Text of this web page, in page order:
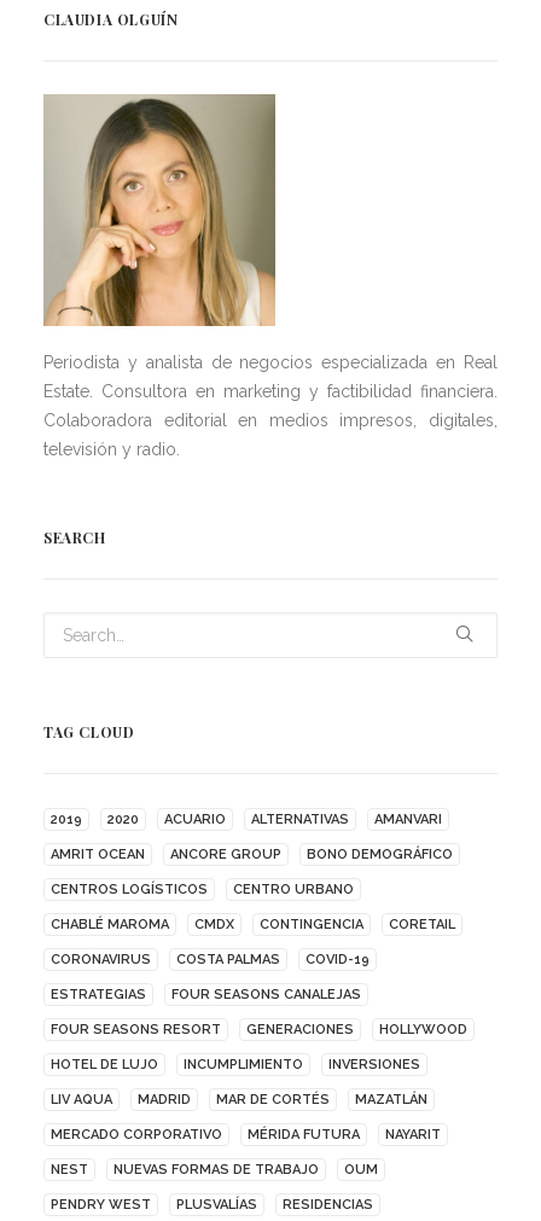
CLAUDIA OLGUÍN
Periodista y analista de negocios especializada en Real
Estate. Consultora en marketing y factibilidad financiera.
Colaboradora editorial en medios impresos, digitales,
televisión y radio.
SEARCH
TAG CLOUD
2019 2020 ACUARIO ALTERNATIVAS AMANVARI
AMRIT OCEAN ANCORE GROUP BONO DEMOGRÁFICO
CENTROS LOGÍSTICOS CENTRO URBANO
CHABLÉ MAROMA CMDX CONTINGENCIA CORETAIL
CORONAVIRUS COSTA PALMAS COVID-19
ESTRATEGIAS FOUR SEASONS CANALEJAS
FOUR SEASONS RESORT GENERACIONES HOLLYWOOD
HOTEL DE LUJO INCUMPLIMIENTO INVERSIONES
LIV AQUA MADRID MAR DE CORTÉS MAZATLÁN
MERCADO CORPORATIVO MÉRIDA FUTURA NAYARIT
NEST NUEVAS FORMAS DE TRABAJO OUM
PENDRY WEST PLUSVALÍAS RESIDENCIAS